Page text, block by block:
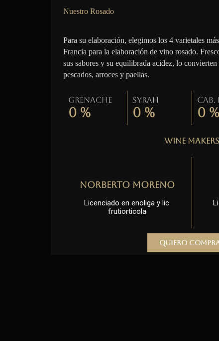
Nuestro Rosado
Para su elaboración, elegimos los 4 varietales
Francia para la elaboración de vino rosado.
sus sabores y su equilibrada acidez, lo
pescados, arroces y paellas.
Grenache
0 %
Syrah
0 % 0 %
Wine Makers
Norberto Moreno
Licenciado en enoliga y lic.
frutiorticola
Quiero